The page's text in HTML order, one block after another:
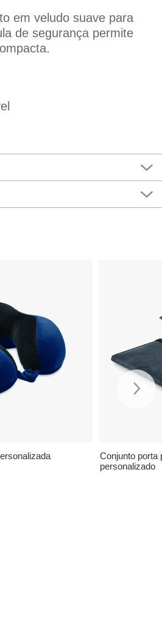
em veludo suave para
de segurança permite
Conjunto porta
personalizado